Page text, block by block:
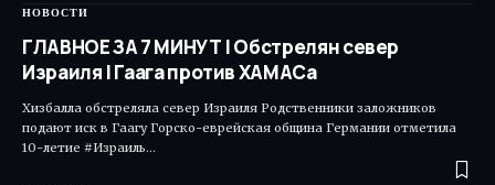
НОВОСТИ
ГЛАВНОЕ ЗА 7 МИНУТ | Обстрелян север
Израиля | Гаага против ХАМАСа
Хизбалла обстреляла север Израиля Родственники заложников
подают иск в Гаагу Горско-еврейская община Германии отметила
10-летие #Израиль…